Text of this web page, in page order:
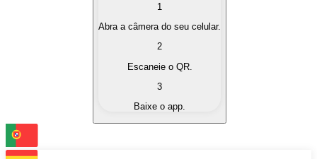
Compre as criptomoedas de seu interesse de forma
Converta suas criptomoedas em moeda fiduciária
Troque uma criptomoeda por outra
1
Abra a câmera do seu celular.
2
Escaneie o QR.
3
Baixe o app.